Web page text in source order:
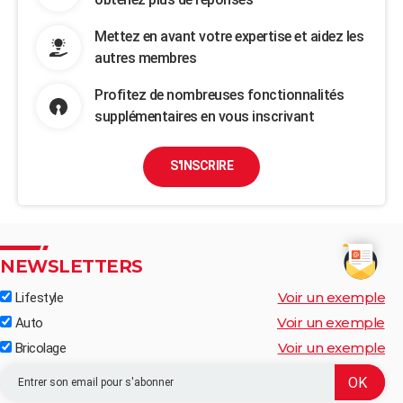
Mettez en avant votre expertise et aidez les
autres membres
Profitez de nombreuses fonctionnalités
supplémentaires en vous inscrivant
S'INSCRIRE
NEWSLETTERS
Lifestyle Voir un exemple
Auto Voir un exemple
Bricolage Voir un exemple